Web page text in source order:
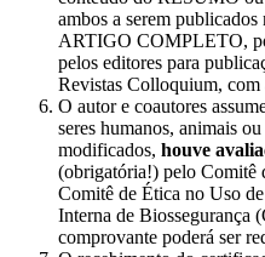
ambos a serem
ARTIGO COMPLETO,
pelos editores para
Revistas Colloquium, com
O autor e coautores
seres humanos, animais
modificados, houve
(obrigatória!) pelo Comitê
Comitê de Ética no Uso
Interna de Biossegurança
comprovante poderá ser